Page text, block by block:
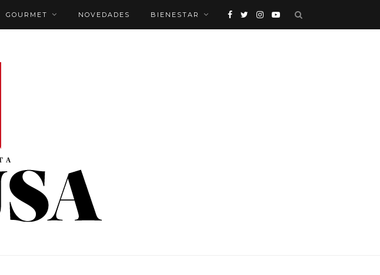
GOURMET NOVEDADES BIENESTAR